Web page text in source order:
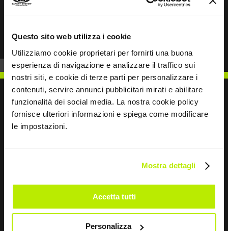
Questo sito web utilizza i cookie
Utilizziamo cookie proprietari per fornirti una buona
esperienza di navigazione e analizzare il traffico sui
nostri siti, e cookie di terze parti per personalizzare i
contenuti, servire annunci pubblicitari mirati e abilitare
funzionalità dei social media. La nostra cookie policy
fornisce ulteriori informazioni e spiega come modificare
le impostazioni.
Mostra dettagli
Accetta tutti
Personalizza
Prev Next
Restiamo in contatto
Leave